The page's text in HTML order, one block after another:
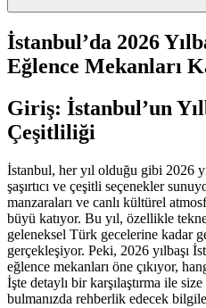
İstanbul’da 2026
Eğlence Mekanları
Giriş: İstanbul’un
Çeşitliliği
İstanbul, her yıl olduğu gibi 2026
şaşırtıcı ve çeşitli seçenekler
manzaraları ve canlı kültürel
büyü katıyor. Bu yıl, özellikle
geleneksel Türk gecelerine kadar
gerçekleşiyor. Peki, 2026 yılbaşı
eğlence mekanları öne çıkıyor,
İşte detaylı bir karşılaştırma ile
bulmanızda rehberlik edecek